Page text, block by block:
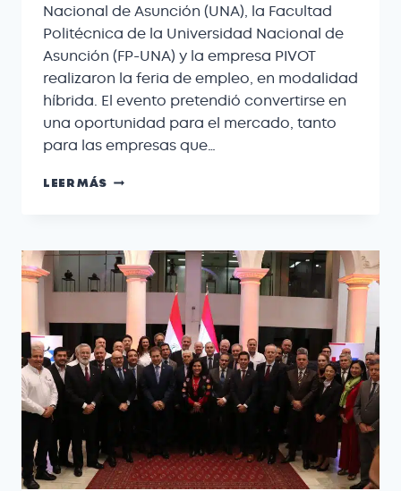
Nacional de Asunción (UNA), la Facultad
Politécnica de la Universidad Nacional de
Asunción (FP-UNA) y la empresa PIVOT
realizaron la feria de empleo, en modalidad
híbrida. El evento pretendió convertirse en
una oportunidad para el mercado, tanto
para las empresas que…
LEER MÁS